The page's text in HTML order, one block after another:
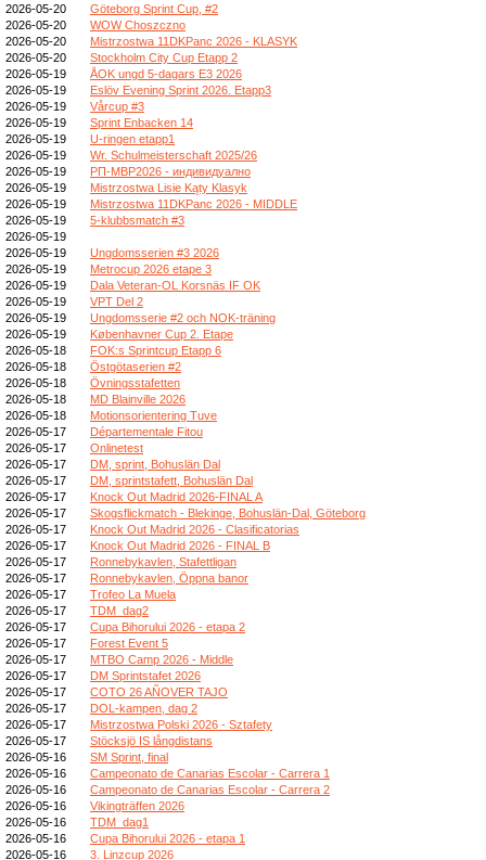
2026-05-20
Göteborg Sprint Cup, #2
2026-05-20
WOW Choszczno
2026-05-20
Mistrzostwa 11DKPanc 2026 - KLASYK
2026-05-20
Stockholm City Cup Etapp 2
2026-05-19
ÅOK ungd 5-dagars E3 2026
2026-05-19
Eslöv Evening Sprint 2026. Etapp3
2026-05-19
Vårcup #3
2026-05-19
Sprint Enbacken 14
2026-05-19
U-ringen etapp1
2026-05-19
Wr. Schulmeisterschaft 2025/26
2026-05-19
РП-МВР2026 - индивидуално
2026-05-19
Mistrzostwa Lisie Kąty Klasyk
2026-05-19
Mistrzostwa 11DKPanc 2026 - MIDDLE
2026-05-19
5-klubbsmatch #3
2026-05-19
2026-05-19
Ungdomsserien #3 2026
2026-05-19
Metrocup 2026 etape 3
2026-05-19
Dala Veteran-OL Korsnäs IF OK
2026-05-19
VPT Del 2
2026-05-19
Ungdomsserie #2 och NOK-träning
2026-05-19
Københavner Cup 2. Etape
2026-05-18
FOK:s Sprintcup Etapp 6
2026-05-18
Östgötaserien #2
2026-05-18
Övningsstafetten
2026-05-18
MD Blainville 2026
2026-05-18
Motionsorientering Tuve
2026-05-17
Départementale Fitou
2026-05-17
Onlinetest
2026-05-17
DM, sprint, Bohuslän Dal
2026-05-17
DM, sprintstafett, Bohuslän Dal
2026-05-17
Knock Out Madrid 2026-FINAL A
2026-05-17
Skogsflickmatch - Blekinge, Bohuslän-Dal, Göteborg
2026-05-17
Knock Out Madrid 2026 - Clasificatorias
2026-05-17
Knock Out Madrid 2026 - FINAL B
2026-05-17
Ronnebykavlen, Stafettligan
2026-05-17
Ronnebykavlen, Öppna banor
2026-05-17
Trofeo La Muela
2026-05-17
TDM_dag2
2026-05-17
Cupa Bihorului 2026 - etapa 2
2026-05-17
Forest Event 5
2026-05-17
MTBO Camp 2026 - Middle
2026-05-17
DM Sprintstafet 2026
2026-05-17
COTO 26 AÑOVER TAJO
2026-05-17
DOL-kampen, dag 2
2026-05-17
Mistrzostwa Polski 2026 - Sztafety
2026-05-17
Stöcksjö IS långdistans
2026-05-16
SM Sprint, final
2026-05-16
Campeonato de Canarias Escolar - Carrera 1
2026-05-16
Campeonato de Canarias Escolar - Carrera 2
2026-05-16
Vikingträffen 2026
2026-05-16
TDM_dag1
2026-05-16
Cupa Bihorului 2026 - etapa 1
2026-05-16
3. Linzcup 2026